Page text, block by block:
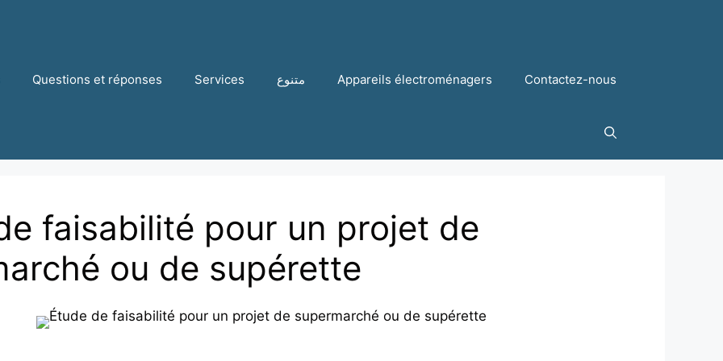
Questions et réponses Services متنوع Appareils électroménagers Contactez-nous
faisabilité pour un projet de
ou de supérette